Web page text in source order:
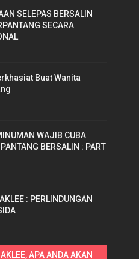
SELEPAS BERSALIN
SECARA
Buat Wanita
WAJIB CUBA
BERSALIN : PART
: PERLINDUNGAN
APA ANDA AKAN